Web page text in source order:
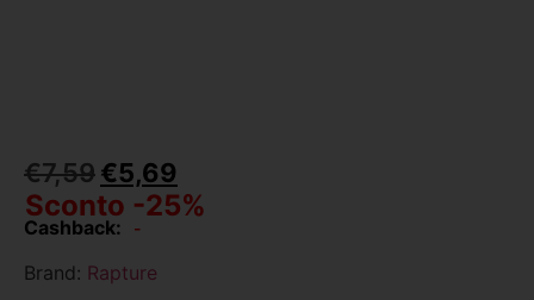
€7,59€5,69
Sconto -25%
Cashback: -
Brand: Rapture